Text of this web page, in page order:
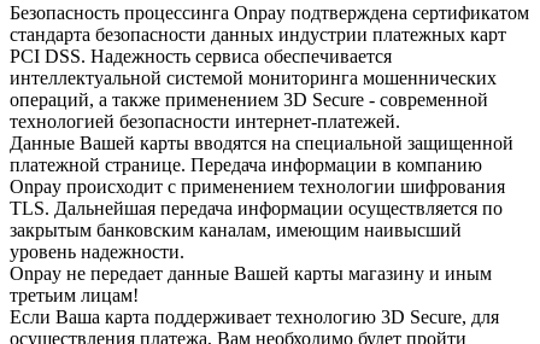
Безопасность процессинга Onpay подтверждена сертификатом
стандарта безопасности данных индустрии платежных карт
PCI DSS. Надежность сервиса обеспечивается
интеллектуальной системой мониторинга мошеннических
операций, а также применением 3D Secure - современной
технологией безопасности интернет-платежей.
Данные Вашей карты вводятся на специальной защищенной
платежной странице. Передача информации в компанию
Onpay происходит с применением технологии шифрования
TLS. Дальнейшая передача информации осуществляется по
закрытым банковским каналам, имеющим наивысший
уровень надежности.
Onpay не передает данные Вашей карты магазину и иным
третьим лицам!
Если Ваша карта поддерживает технологию 3D Secure, для
осуществления платежа, Вам необходимо будет пройти